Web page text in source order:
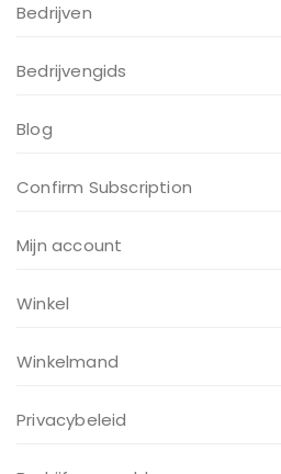
Bedrijven
Bedrijvengids
Blog
Confirm Subscription
Mijn account
Winkel
Winkelmand
Privacybeleid